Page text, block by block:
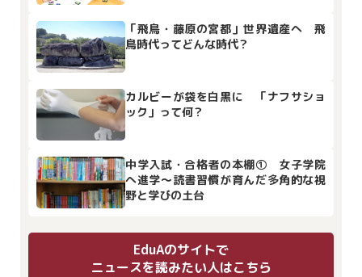
「飛鳥・藤原の宮都」世界遺産へ 飛
鳥時代ってどんな時代？
カルビーが袋を白黒に 「ナフサショ
ック」って何？
中学入試・合格者の本棚① 女子学院
へ進学～読書習慣が育んだ多角的な視
野と学びの土台
EduAのサイトで
ニュースを読みたい人はこちら